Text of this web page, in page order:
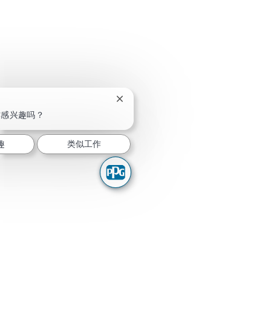
兴趣吗？
关闭聊天机器人通知
类似工作